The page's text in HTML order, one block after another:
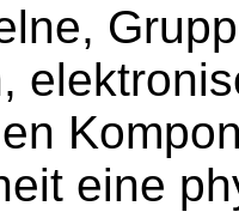
eine